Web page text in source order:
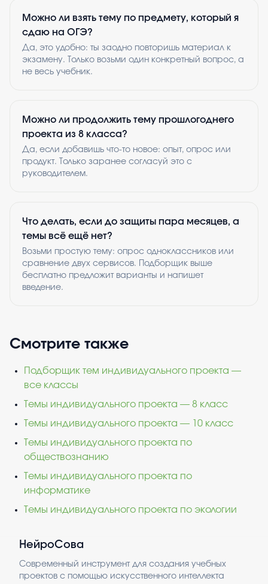
Можно ли взять тему по предмету, который я
сдаю на ОГЭ?
Да, это удобно: ты заодно повторишь материал к
экзамену. Только возьми один конкретный вопрос, а
не весь учебник.
Можно ли продолжить тему прошлогоднего
проекта из 8 класса?
Да, если добавишь что-то новое: опыт, опрос или
продукт. Только заранее согласуй это с
руководителем.
Что делать, если до защиты пара месяцев, а
темы всё ещё нет?
Возьми простую тему: опрос одноклассников или
сравнение двух сервисов. Подборщик выше
бесплатно предложит варианты и напишет
введение.
Смотрите также
Подборщик тем индивидуального проекта —
все классы
Темы индивидуального проекта — 8 класс
Темы индивидуального проекта — 10 класс
Темы индивидуального проекта по
обществознанию
Темы индивидуального проекта по
информатике
Темы индивидуального проекта по экологии
НейроСова
Современный инструмент для создания учебных
проектов с помощью искусственного интеллекта